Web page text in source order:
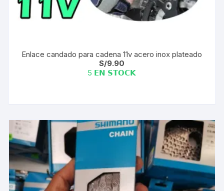
Enlace candado para cadena 11v acero inox plateado
S/9.90
5 𝗘𝗡 𝗦𝗧𝗢𝗖𝗞